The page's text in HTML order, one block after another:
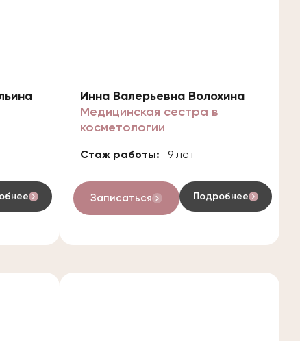
Инна Валерьевна Волохина
Медицинская сестра в
косметологии​
Стаж работы: 9 лет
Записаться Подробнее